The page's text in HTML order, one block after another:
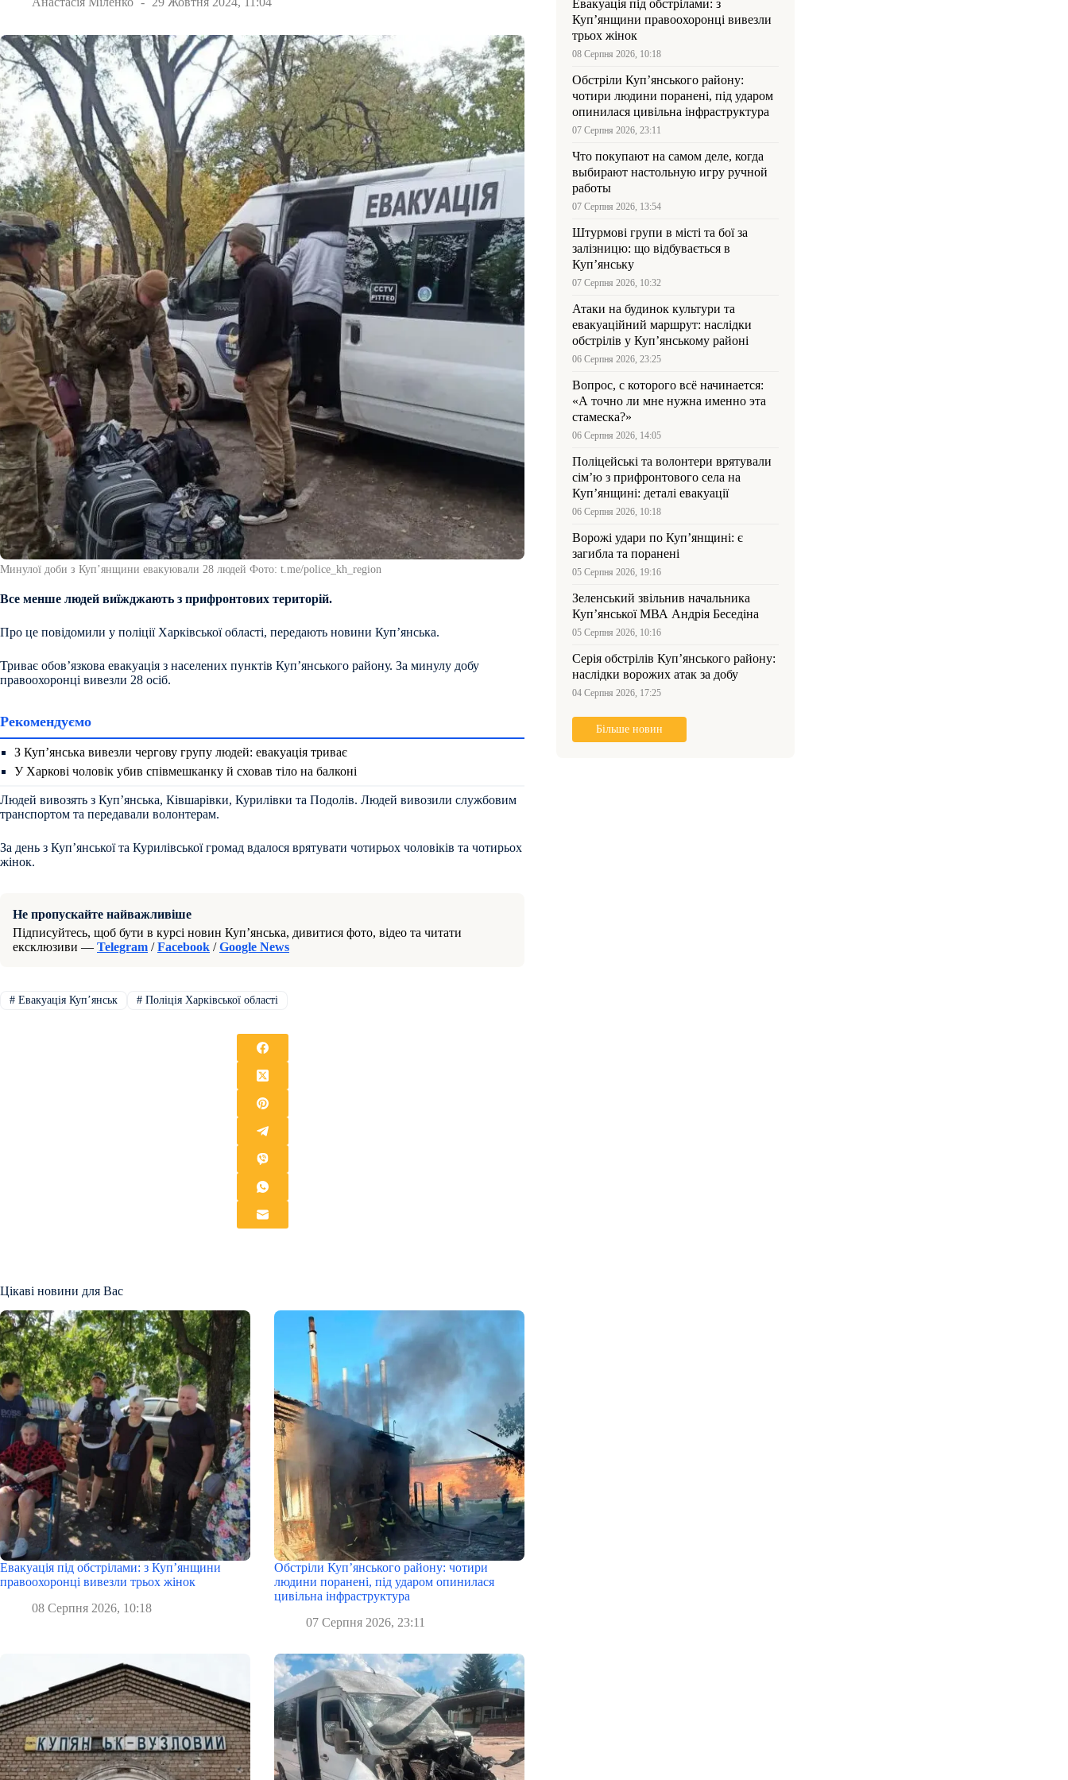
Минулої доби з Купʼянщини евакуювали 28 людей Фото: t.me/police_kh_region
Все менше людей виїжджають з прифронтових територій.
Про це повідомили у поліції Харківської області, передають новини Куп’янська.
Триває обовʼязкова евакуація з населених пунктів Купʼянського району. За минулу добу
правоохоронці вивезли 28 осіб.
Рекомендуємо
З Куп’янська вивезли чергову групу людей: евакуація триває
У Харкові чоловік убив співмешканку й сховав тіло на балконі
Людей вивозять з Купʼянська, Ківшарівки, Курилівки та Подолів. Людей вивозили службовим
транспортом та передавали волонтерам.
За день з Купʼянської та Курилівської громад вдалося врятувати чотирьох чоловіків та чотирьох
жінок.
Не пропускайте найважливіше
Підписуйтесь, щоб бути в курсі новин Куп’янська, дивитися фото, відео та читати
ексклюзиви — Telegram /Facebook /Google News
#Евакуація Купʼянськ #Поліція Харківської області
Цікаві новини для Вас
Евакуація під обстрілами: з Куп’янщини
правоохоронці вивезли трьох жінок
08 Серпня 2026, 10:18
Обстріли Куп’янського району: чотири
людини поранені, під ударом опинилася
цивільна інфраструктура
07 Серпня 2026, 23:11
Евакуація під обстрілами: з
Куп’янщини правоохоронці вивезли
трьох жінок
08 Серпня 2026, 10:18
Обстріли Куп’янського району:
чотири людини поранені, під ударом
опинилася цивільна інфраструктура
07 Серпня 2026, 23:11
Что покупают на самом деле, когда
выбирают настольную игру ручной
работы
07 Серпня 2026, 13:54
Штурмові групи в місті та бої за
залізницю: що відбувається в
Куп’янську
07 Серпня 2026, 10:32
Атаки на будинок культури та
евакуаційний маршрут: наслідки
обстрілів у Куп’янському районі
06 Серпня 2026, 23:25
Вопрос, с которого всё начинается:
«А точно ли мне нужна именно эта
стамеска?»
06 Серпня 2026, 14:05
Поліцейські та волонтери врятували
сім’ю з прифронтового села на
Куп’янщині: деталі евакуації
06 Серпня 2026, 10:18
Ворожі удари по Куп’янщині: є
загибла та поранені
05 Серпня 2026, 19:16
Зеленський звільнив начальника
Купʼянської МВА Андрія Беседіна
05 Серпня 2026, 10:16
Серія обстрілів Куп’янського району:
наслідки ворожих атак за добу
04 Серпня 2026, 17:25
Більше новин